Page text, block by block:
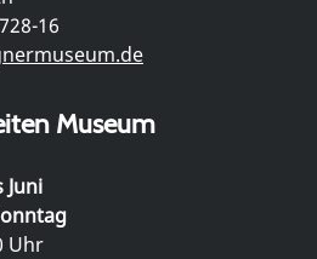
16
Museum
Juni
Uhr